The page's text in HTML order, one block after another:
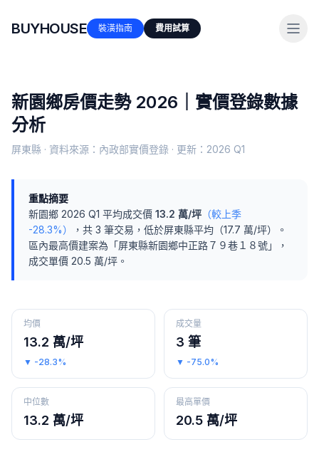
BUYHOUSE 裝潢指南 費用試算
新園鄉房價走勢 2026｜實價登錄數據
分析
屏東縣 · 資料來源：內政部實價登錄 · 更新： 2026 Q1
重點摘要
新園鄉 2026 Q1 平均成交價 13.2 萬/坪 （較上季
-28.3%） ，共 3 筆交易 ， 低於屏東縣平均（17.7 萬/坪）
。
區內最高價建案為「屏東縣新園鄉中正路７９巷１８號」，
成交單價 20.5 萬/坪。
均價
13.2 萬/坪
▼ -28.3%
成交量
3 筆
▼ -75.0%
中位數
13.2 萬/坪
最高單價
20.5 萬/坪